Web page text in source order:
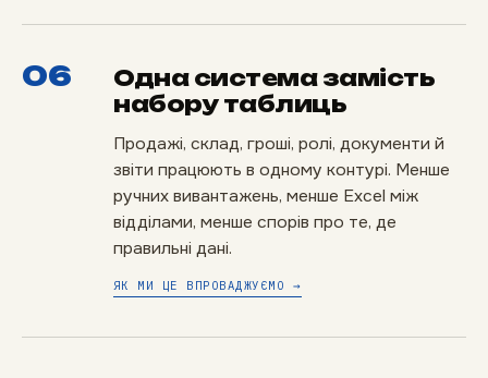
06
Одна система замість
набору таблиць
Продажі, склад, гроші, ролі, документи й
звіти працюють в одному контурі. Менше
ручних вивантажень, менше Excel між
відділами, менше спорів про те, де
правильні дані.
ЯК МИ ЦЕ ВПРОВАДЖУЄМО →